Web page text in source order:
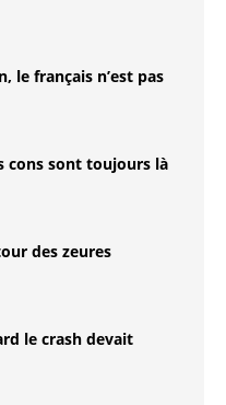
le français n’est pas
cons sont toujours là
des zeures
le crash devait